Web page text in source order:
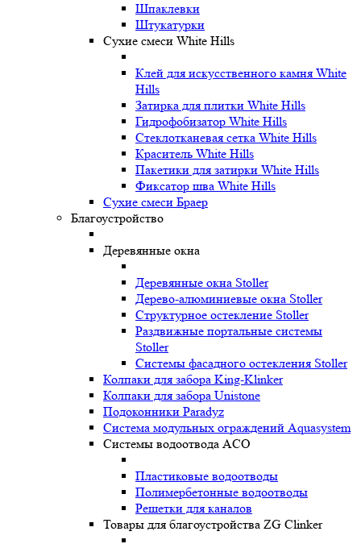
Шпаклевки
Штукатурки
Сухие смеси White Hills
Клей для искусственного камня White
Hills
Затирка для плитки White Hills
Гидрофобизатор White Hills
Стеклотканевая сетка White Hills
Краситель White Hills
Пакетики для затирки White Hills
Фиксатор шва White Hills
Сухие смеси Браер
Благоустройство
Деревянные окна
Деревянные окна Stoller
Дерево-алюминиевые окна Stoller
Структурное остекление Stoller
Раздвижные портальные системы
Stoller
Системы фасадного остекления Stoller
Колпаки для забора King-Klinker
Колпаки для забора Unistone
Подоконники Paradyz
Система модульных ограждений Aquasystem
Системы водоотвода ACO
Пластиковые водоотводы
Полимербетонные водоотводы
Решетки для каналов
Товары для благоустройства ZG Clinker